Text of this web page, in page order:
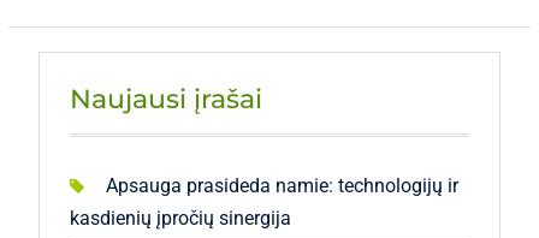
Naujausi įrašai
Apsauga prasideda namie: technologijų ir
kasdienių įpročių sinergija